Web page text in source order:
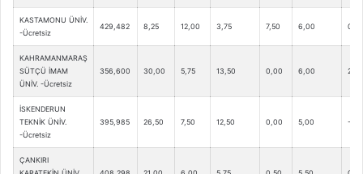
KASTAMONU ÜNİV.
-Ücretsiz
429,482 8,25 12,00 3,75 7,50 6,00 0,75
KAHRAMANMARAŞ
SÜTÇÜ İMAM
ÜNİV. -Ücretsiz
356,600 30,00 5,75 13,50 0,00 6,00 2,75
İSKENDERUN
TEKNİK ÜNİV.
-Ücretsiz
395,985 26,50 7,50 12,50 0,00 5,00 -
ÇANKIRI